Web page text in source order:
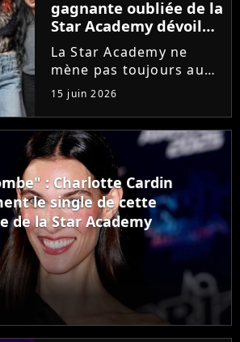
gagnante oubliée de la
Star Academy dévoile
l'envers du décor du
métier
La Star Academy ne
mène pas toujours au
succès. Après l'échec de
son premier album,
Anisha Jo, gagnante de
la Star Academy 2022, a
vu beaucoup de portes
se fermer. Sur
Instagram, elle...
15 juin 2026
: Charlotte Cardin
le single de cette
de la Star Academy